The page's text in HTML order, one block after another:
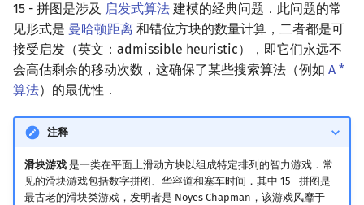
Geany
Xcode
CP Editor
Polygon
OJ 工具
编译优化
桶排序
希尔排序
排序相关 STL
倍增
构造
Dancing Links
Alpha–Beta 剪枝
插头 DP
计数 DP
DP 套 DP
AC 自动机
后缀数组 (SA)
广义后缀自动机
复数
数论
模逆元
线性同余方程
阶乘取模
常系数齐次线性递推
多项式平移|连续点值平移
形式幂级数复合|复合逆
Entringer Number
Eulerian Number
Pólya 计数
线性代数
特征多项式
对角化
单调队列
ST 表
划分树
左偏红黑树
AA 树
动态树分治
AHU 算法
生成树问题
斯坦纳树
环计数问题
半平面交
平面最近点对
计算几何杂项
15 - 拼图是涉及 启发式算法 建模的经典问题．此问题的常
见形式是 曼哈顿距离 和错位方块的数量计算，二者都是可
接受启发（英文：admissible heuristic），即它们永远不
会高估剩余的移动次数，这确保了某些搜索算法（例如 A *
算法）的最优性．
注释
滑块游戏是一类在平面上滑动方块以组成特定排列的智力游戏．常
见的滑块游戏包括数字拼图、华容道和塞车时间．其中 15 - 拼图是
最古老的滑块类游戏，发明者是 Noyes Chapman，该游戏风靡于